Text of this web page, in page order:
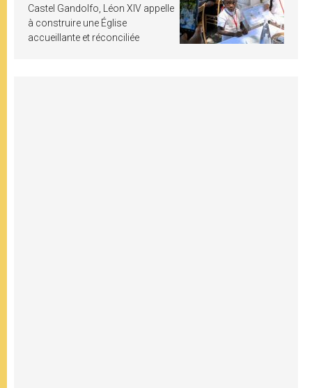
Castel Gandolfo, Léon XIV appelle
à construire une Église
accueillante et réconciliée